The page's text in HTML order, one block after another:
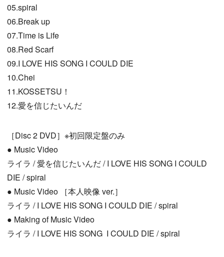
05.spiral
06.Break up
07.Time is Life
08.Red Scarf
09.I LOVE HIS SONG I COULD DIE
10.Chei
11.KOSSETSU！
12.愛を信じたいんだ
［Disc 2 DVD］※初回限定盤のみ
● Music Video
ライラ / 愛を信じたいんだ / I LOVE HIS SONG I COULD
DIE / spiral
● Music Video ［本人映像 ver.］
ライラ / I LOVE HIS SONG I COULD DIE / spiral
● Making of Music Video
ライラ / I LOVE HIS SONG I COULD DIE / spiral